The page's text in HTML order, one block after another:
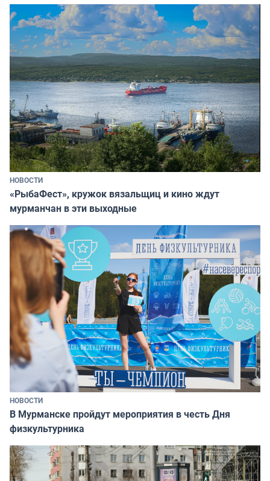
НОВОСТИ
«РыбаФест», кружок вязальщиц и кино ждут
мурманчан в эти выходные
НОВОСТИ
В Мурманске пройдут мероприятия в честь Дня
физкультурника